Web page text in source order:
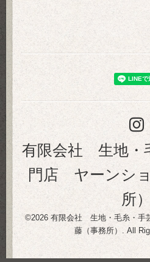
有限会社 生地・
門店 ヤーンシ
所）
©2026 有限会社 生地・毛糸・手
藤（事務所）
. All